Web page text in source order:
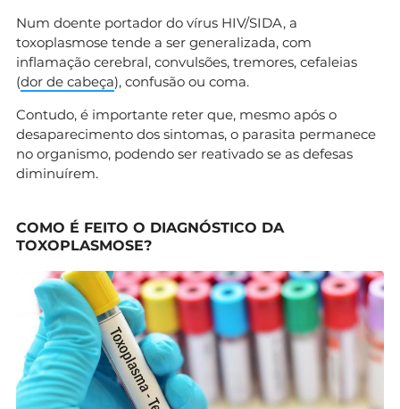
Num doente portador do vírus HIV/SIDA, a
toxoplasmose tende a ser generalizada, com
inflamação cerebral, convulsões, tremores, cefaleias
(dor de cabeça), confusão ou coma.
Contudo, é importante reter que, mesmo após o
desaparecimento dos sintomas, o parasita permanece
no organismo, podendo ser reativado se as defesas
diminuírem.
COMO É FEITO O DIAGNÓSTICO DA
TOXOPLASMOSE?